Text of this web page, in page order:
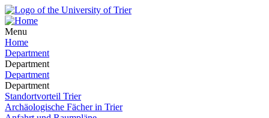
Menu
Home
Department
Department
Department
Department
Standortvorteil Trier
Archäologische Fächer in Trier